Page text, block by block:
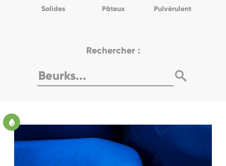
Solides Pâteux Pulvérulent
Rechercher :